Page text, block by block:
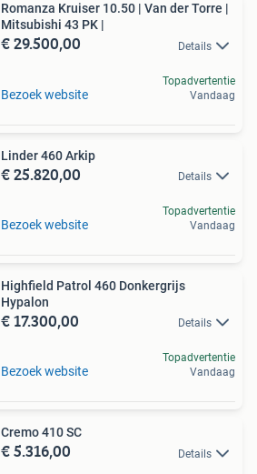
Romanza Kruiser 10.50 | Van der Torre |
Mitsubishi 43 PK |
€ 29.500,00 Details
Bezoek website
Topadvertentie
Vandaag
Linder 460 Arkip
€ 25.820,00 Details
Bezoek website
Topadvertentie
Vandaag
Highfield Patrol 460 Donkergrijs
Hypalon
€ 17.300,00 Details
Bezoek website
Topadvertentie
Vandaag
Cremo 410 SC
€ 5.316,00 Details